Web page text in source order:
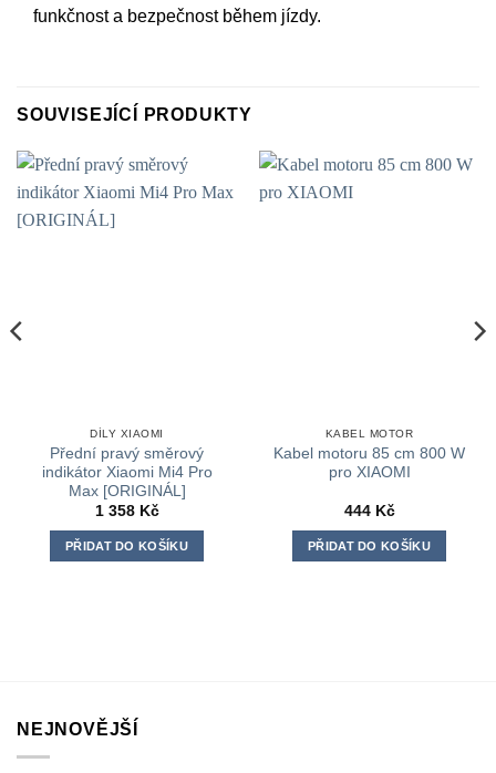
funkčnost a bezpečnost během jízdy.
SOUVISEJÍCÍ PRODUKTY
DÍLY XIAOMI
Přední pravý směrový
indikátor Xiaomi Mi4 Pro
Max [ORIGINÁL]
1 358 Kč
PŘIDAT DO KOŠÍKU
KABEL MOTOR
Kabel motoru 85 cm 800 W
pro XIAOMI
444 Kč
PŘIDAT DO KOŠÍKU
NEJNOVĚJŠÍ